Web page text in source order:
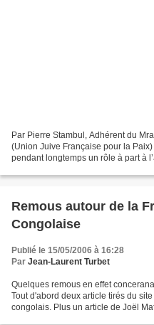
Par Pierre Stambul, Adhérent du
(Union Juive Française pour la
pendant longtemps un rôle à part à
Remous autour de la
Congolaise
Publié le 15/05/2006 à 16:28
Par Jean-Laurent Turbet
Quelques remous en effet
Tout d'abord deux article tirés du
congolais. Plus un article de Joël